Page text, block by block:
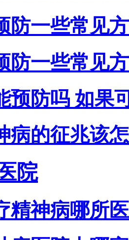
防一些常见
防一些常见
预防吗 如果
病的征兆该
院
精神病哪所